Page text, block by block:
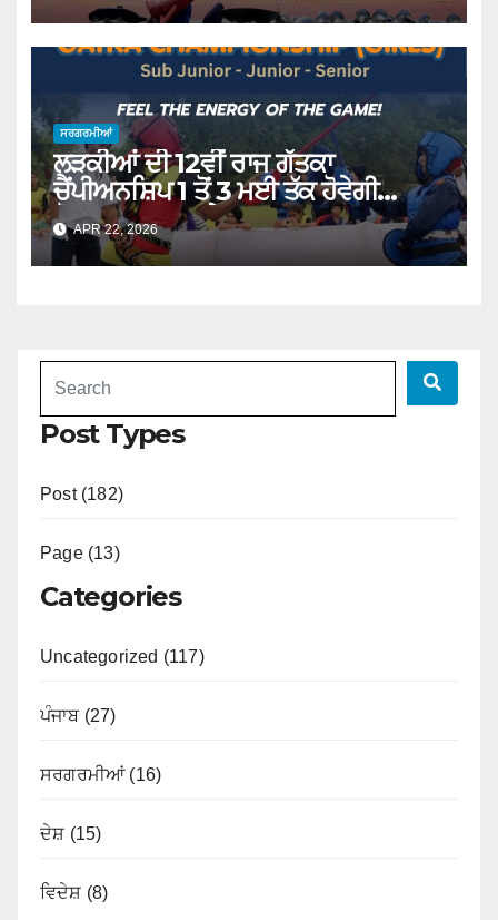
ਸਰਗਰਮੀਆਂ
ਲੜਕੀਆਂ ਦੀ 12ਵੀਂ ਰਾਜ ਗੱਤਕਾ
ਚੈਂਪੀਅਨਸ਼ਿਪ 1 ਤੋਂ 3 ਮਈ ਤੱਕ ਹੋਵੇਗੀ
ਕੋਟਕਪੂਰਾ ‘ਚ : ਗਰੇਵਾਲ
APR 22, 2026
Post Types
Post (182)
Page (13)
Categories
Uncategorized (117)
ਪੰਜਾਬ (27)
ਸਰਗਰਮੀਆਂ (16)
ਦੇਸ਼ (15)
ਵਿਦੇਸ਼ (8)